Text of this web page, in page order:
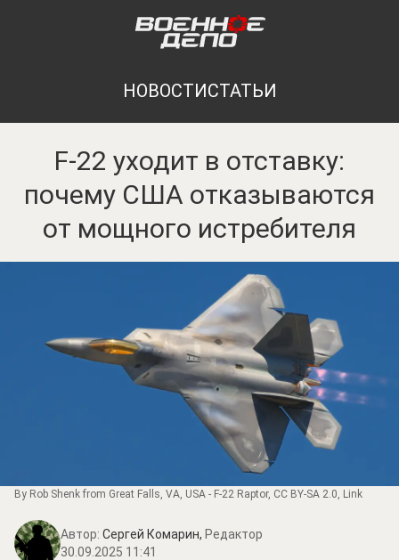
НОВОСТИСТАТЬИ
F-22 уходит в отставку:
почему США отказываются
от мощного истребителя
By Rob Shenk from Great Falls, VA, USA - F-22 Raptor, CC BY-SA 2.0, Link
Автор: Сергей Комарин, Редактор
30.09.2025 11:41